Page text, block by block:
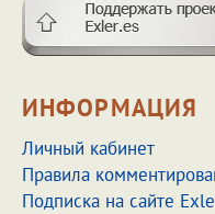
ИНФОРМАЦИЯ
Личный кабинет
Правила
Подписка на сайте